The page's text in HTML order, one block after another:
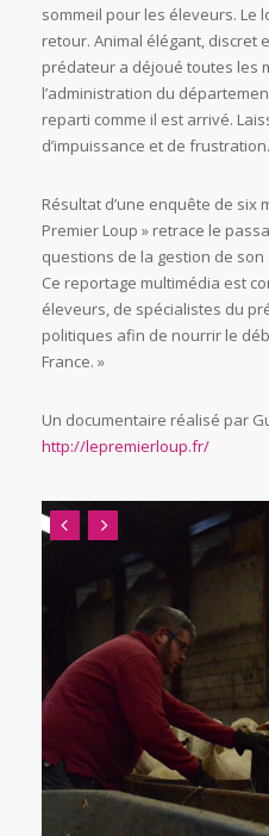
sommeil pour les éleveurs. Le
retour. Animal élégant, discret
prédateur a déjoué toutes les
l’administration du
reparti comme il est arrivé.
d’impuissance et de frustration.
Résultat d’une enquête de six
Premier Loup » retrace le
questions de la gestion de
Ce reportage multimédia est
éleveurs, de spécialistes du
politiques afin de nourrir le
France. »
Un documentaire réalisé par
http://lepremierloup.fr/